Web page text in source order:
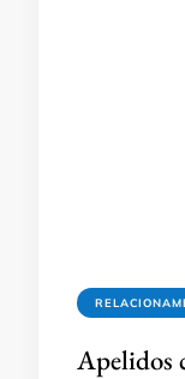
Apelidos